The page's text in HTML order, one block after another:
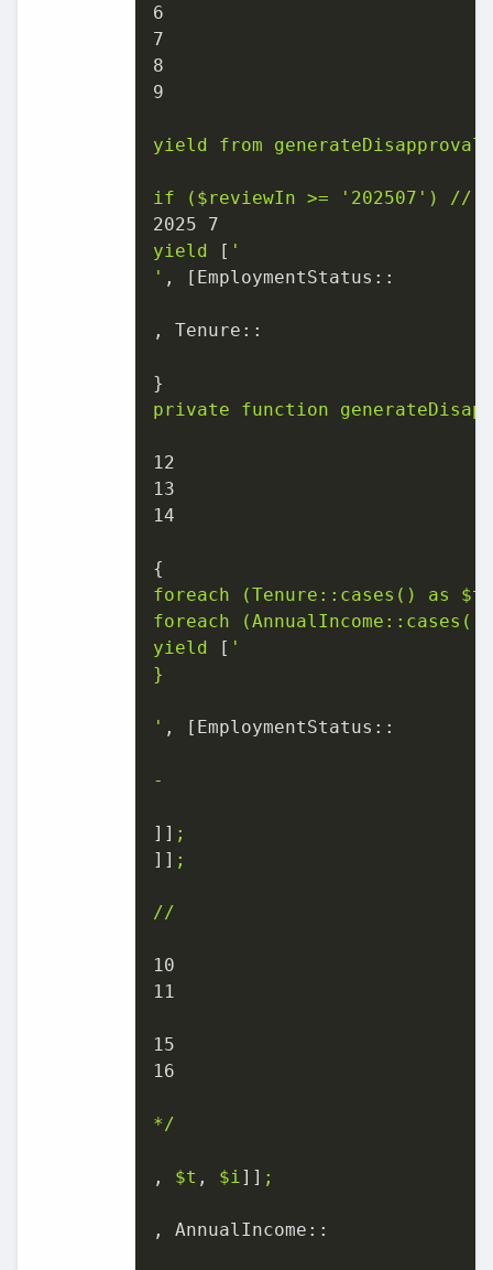
6
7
8
9
yield from
if ($reviewIn >= '202507' )
//
2025 7
yield [ '
' , [ EmploymentStatus::
, Tenure::
private
function
12
13
14
foreach
(Tenure::cases() as
$t)
foreach
(AnnualIncome::cases()
yield [ '
}
' , [ EmploymentStatus::
-
]] ;
]] ;
//
10
11
15
16
*/
, $t , $i ]] ;
, AnnualIncome::